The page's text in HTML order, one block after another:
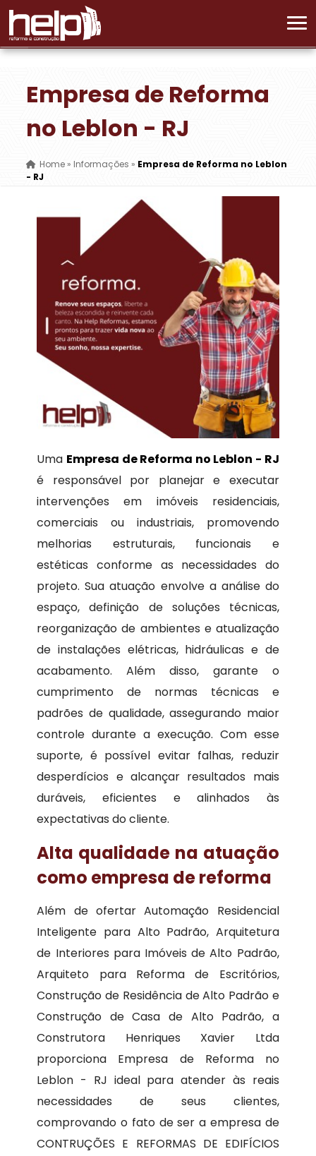
Empresa de Reforma
no Leblon - RJ
Home»Informações » Empresa de Reforma no Leblon
- RJ
Uma Empresa de Reforma no Leblon - RJ
é responsável por planejar e executar
intervenções em imóveis residenciais,
comerciais ou industriais, promovendo
melhorias estruturais, funcionais e
estéticas conforme as necessidades do
projeto. Sua atuação envolve a análise do
espaço, definição de soluções técnicas,
reorganização de ambientes e atualização
de instalações elétricas, hidráulicas e de
acabamento. Além disso, garante o
cumprimento de normas técnicas e
padrões de qualidade, assegurando maior
controle durante a execução. Com esse
suporte, é possível evitar falhas, reduzir
desperdícios e alcançar resultados mais
duráveis, eficientes e alinhados às
expectativas do cliente.
Alta qualidade na atuação
como empresa de reforma
Além de ofertar Automação Residencial
Inteligente para Alto Padrão, Arquitetura
de Interiores para Imóveis de Alto Padrão,
Arquiteto para Reforma de Escritórios,
Construção de Residência de Alto Padrão e
Construção de Casa de Alto Padrão, a
Construtora Henriques Xavier Ltda
proporciona Empresa de Reforma no
Leblon - RJ ideal para atender às reais
necessidades de seus clientes,
comprovando o fato de ser a empresa de
CONTRUÇÕES E REFORMAS DE EDIFÍCIOS